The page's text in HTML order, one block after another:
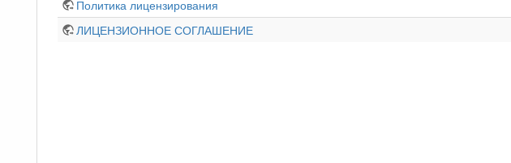
Политика лицензирования
ЛИЦЕНЗИОННОЕ СОГЛАШЕНИЕ